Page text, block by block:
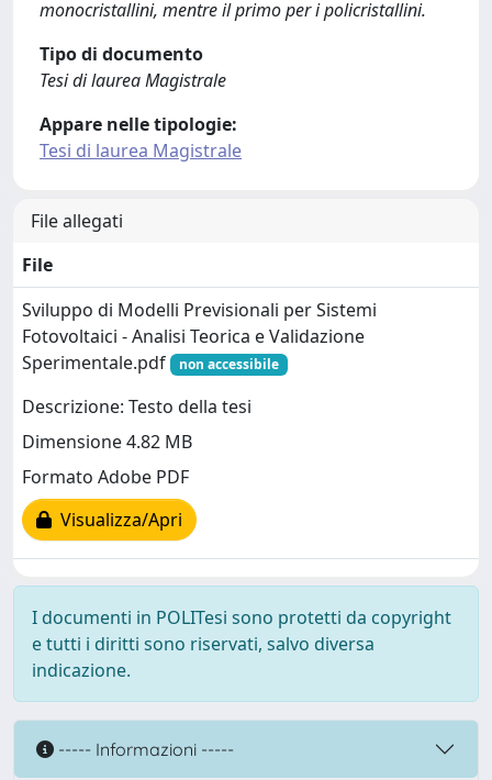
monocristallini, mentre il primo per i policristallini.
Tipo di documento
Tesi di laurea Magistrale
Appare nelle tipologie:
Tesi di laurea Magistrale
File allegati
File
Sviluppo di Modelli Previsionali per Sistemi
Fotovoltaici - Analisi Teorica e Validazione
Sperimentale.pdf
non accessibile
Descrizione: Testo della tesi
Dimensione 4.82 MB
Formato Adobe PDF
Visualizza/Apri
I documenti in POLITesi sono protetti da copyright
e tutti i diritti sono riservati, salvo diversa
indicazione.
----- Informazioni -----